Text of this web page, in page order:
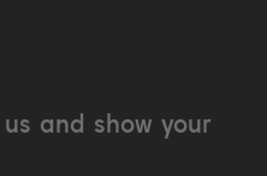
us and show your